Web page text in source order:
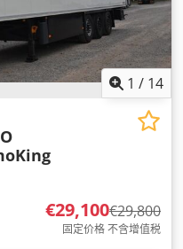
1 / 14
€29,100€29,800
固定价格 不含增值税